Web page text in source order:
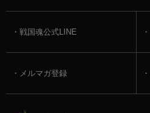
戦国魂公式LINE
メルマガ登録